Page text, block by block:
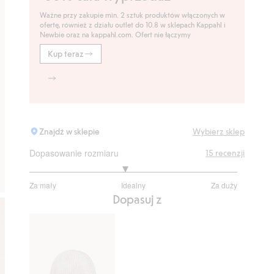
Ważne przy zakupie min. 2 sztuk produktów włączonych w
ofertę, również z działu outlet do 10.8 w sklepach Kappahl i
Newbie oraz na kappahl.com. Ofert nie łączymy
Kup teraz
Znajdź w sklepie Wybierz sklep
Dopasowanie rozmiaru
Za mały Idealny Za duży
na
15 recenzji
Dopasuj z